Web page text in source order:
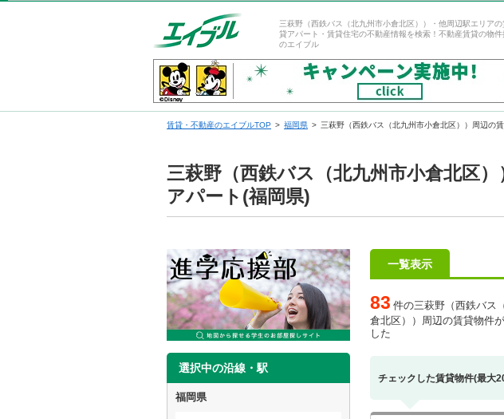
三萩野（西鉄バス（北九州市小倉北区））・他周辺駅エリア
貸アパート・賃貸住宅の不動産情報を検索！不動産賃貸の物件
のエイブル
賃貸・不動産のエイブルTOP 福岡県 三萩野（西鉄バス（北九州市小倉北区））周辺の
三萩野（西鉄バス（北九州市小倉北区
アパート(福岡県)
選択中の沿線・駅
福岡県
一覧表示
83 件の三萩野（西鉄バス
倉北区））周辺の賃貸物件
した
チェックした賃貸物件(最大